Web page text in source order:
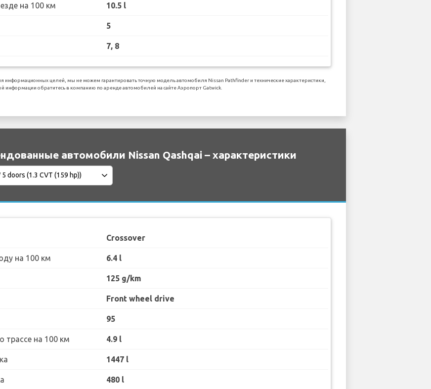
на 100 км 10.5 l
5
7, 8
информационных целей, мы не можем гарантировать точную модель автомобиля Nissan Pathfinder и технические характеристики,
обратитесь в компанию по аренде автомобилей на сайте Аэропорт Gatwick.
автомобили Nissan Qashqai – характеристики
Crossover
на 100 км 6.4 l
125 g/km
Front wheel drive
95
трассе на 100 км 4.9 l
1447 l
480 l